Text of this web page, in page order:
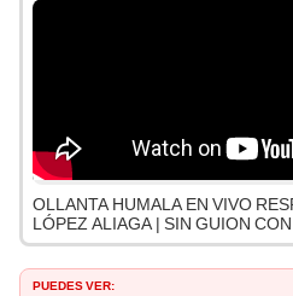
OLLANTA HUMALA EN VIVO
LÓPEZ ALIAGA | SIN GUION
PUEDES VER: